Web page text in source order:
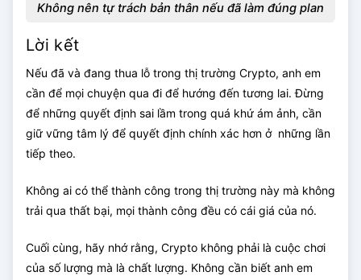
Không nên tự trách bản thân nếu đã làm đúng plan
Lời kết
Nếu đã và đang thua lỗ trong thị trường Crypto, anh em
cần để mọi chuyện qua đi để hướng đến tương lai. Đừng
để những quyết định sai lầm trong quá khứ ám ảnh, cần
giữ vững tâm lý để quyết định chính xác hơn ở những lần
tiếp theo.
Không ai có thể thành công trong thị trường này mà không
trải qua thất bại, mọi thành công đều có cái giá của nó.
Cuối cùng, hãy nhớ rằng, Crypto không phải là cuộc chơi
của số lượng mà là chất lượng. Không cần biết anh em